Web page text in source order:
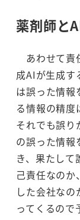
薬剤師と
あわせて責
成AIが生成す
は誤った情報
る情報の精度
それでも誤り
の誤った情報
き、果たして
己責任なの
した会社な
ってくるので